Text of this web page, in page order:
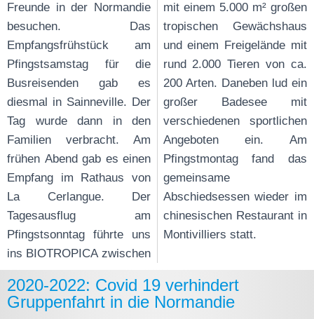
Freunde in der Normandie
besuchen. Das
Empfangsfrühstück am
Pfingstsamstag für die
Busreisenden gab es
diesmal in Sainneville. Der
Tag wurde dann in den
Familien verbracht. Am
frühen Abend gab es einen
Empfang im Rathaus von
La Cerlangue. Der
Tagesausflug am
Pfingstsonntag führte uns
ins BIOTROPICA zwischen
mit einem 5.000 m² großen
tropischen Gewächshaus
und einem Freigelände mit
rund 2.000 Tieren von ca.
200 Arten. Daneben lud ein
großer Badesee mit
verschiedenen sportlichen
Angeboten ein. Am
Pfingstmontag fand das
gemeinsame
Abschiedsessen wieder im
chinesischen Restaurant in
Montivilliers statt.
2020-2022: Covid 19 verhindert
Gruppenfahrt in die Normandie